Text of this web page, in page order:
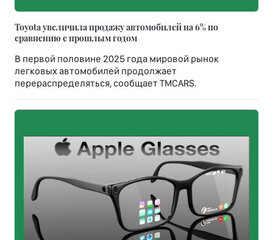
Toyota увеличила продажу автомобилей на 6% по
сравнению с прошлым годом
В первой половине 2025 года мировой рынок
легковых автомобилей продолжает
перераспределяться, сообщает TMCARS.